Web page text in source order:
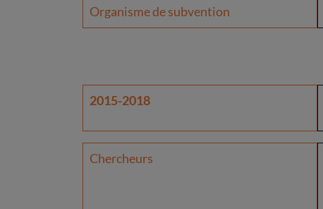
Organisme de subvention
2015-2018
Chercheurs